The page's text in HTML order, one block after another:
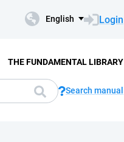
English Login
THE FUNDAMENTAL LIBRARY
Search manual